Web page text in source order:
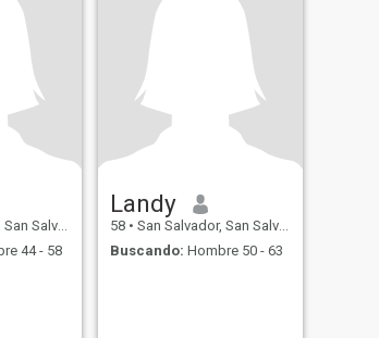
El Salvador
44 - 58
Landy
58 • San Salvador, San Salvador, El Salvador
Buscando: Hombre 50 - 63